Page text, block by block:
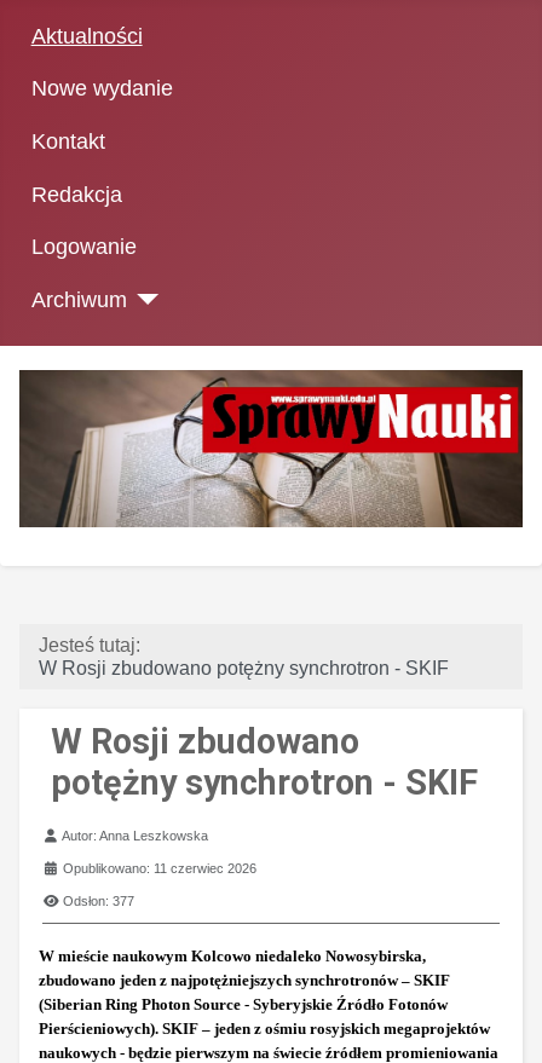
Aktualności
Nowe wydanie
Kontakt
Redakcja
Logowanie
Archiwum
Jesteś tutaj:
W Rosji zbudowano potężny synchrotron - SKIF
W Rosji zbudowano
potężny synchrotron - SKIF
Szczegóły
Autor:Anna Leszkowska
Opublikowano: 11 czerwiec 2026
Odsłon: 377
W mieście naukowym Kolcowo niedaleko Nowosybirska,
zbudowano jeden z najpotężniejszych synchrotronów – SKIF
(Siberian Ring Photon Source - Syberyjskie Źródło Fotonów
Pierścieniowych). SKIF – jeden z ośmiu rosyjskich megaprojektów
naukowych - będzie pierwszym na świecie źródłem promieniowania